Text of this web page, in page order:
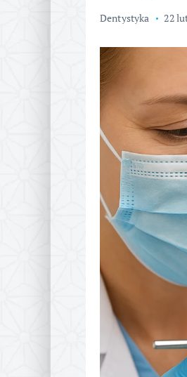
Dentystyka 22